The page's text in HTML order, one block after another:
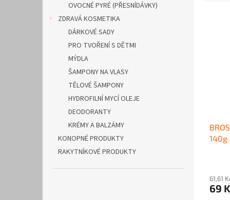
OVOCNÉ PYRÉ (PŘESNÍDÁVKY)
ZDRAVÁ KOSMETIKA
DÁRKOVÉ SADY
PRO TVOŘENÍ S DĚTMI
MÝDLA
ŠAMPONY NA VLASY
TĚLOVÉ ŠAMPONY
HYDROFILNÍ MYCÍ OLEJE
DEODORANTY
KRÉMY A BALZÁMY
KONOPNÉ PRODUKTY
RAKYTNÍKOVÉ PRODUKTY
140g
je
61,61
69